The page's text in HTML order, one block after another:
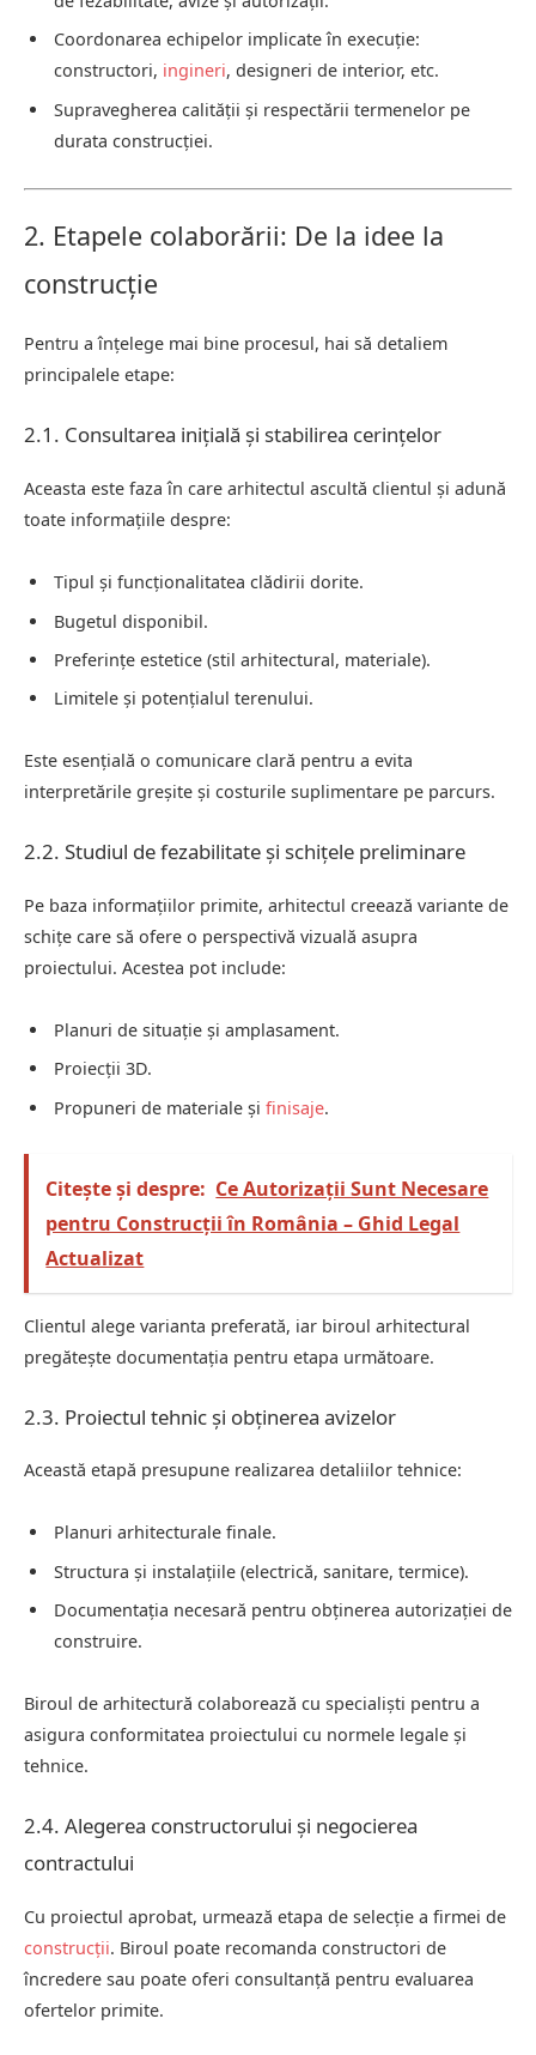
Coordonarea echipelor implicate în execuție:
constructori, ingineri, designeri de interior, etc.
Supravegherea calității și respectării termenelor pe
durata construcției.
2. Etapele colaborării: De la idee la
construcție
Pentru a înțelege mai bine procesul, hai să detaliem
principalele etape:
2.1. Consultarea inițială și stabilirea cerințelor
Aceasta este faza în care arhitectul ascultă clientul și adună
toate informațiile despre:
Tipul și funcționalitatea clădirii dorite.
Bugetul disponibil.
Preferințe estetice (stil arhitectural, materiale).
Limitele și potențialul terenului.
Este esențială o comunicare clară pentru a evita
interpretările greșite și costurile suplimentare pe parcurs.
2.2. Studiul de fezabilitate și schițele preliminare
Pe baza informațiilor primite, arhitectul creează variante de
schițe care să ofere o perspectivă vizuală asupra
proiectului. Acestea pot include:
Planuri de situație și amplasament.
Proiecții 3D.
Propuneri de materiale și finisaje.
Citește și despre: Ce Autorizații Sunt Necesare
pentru Construcții în România – Ghid Legal
Actualizat
Clientul alege varianta preferată, iar biroul arhitectural
pregătește documentația pentru etapa următoare.
2.3. Proiectul tehnic și obținerea avizelor
Această etapă presupune realizarea detaliilor tehnice:
Planuri arhitecturale finale.
Structura și instalațiile (electrică, sanitare, termice).
Documentația necesară pentru obținerea autorizației de
construire.
Biroul de arhitectură colaborează cu specialiști pentru a
asigura conformitatea proiectului cu normele legale și
tehnice.
2.4. Alegerea constructorului și negocierea
contractului
Cu proiectul aprobat, urmează etapa de selecție a firmei de
construcții. Biroul poate recomanda constructori de
încredere sau poate oferi consultanță pentru evaluarea
ofertelor primite.